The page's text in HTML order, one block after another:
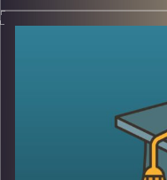
ולהתבסס, והפעם עם
הקמת בית הספר לרפואה על שם דינה רקנאטי. כיום, רק 30%
המסמן את
ואת מחויבותם
את חלוקי